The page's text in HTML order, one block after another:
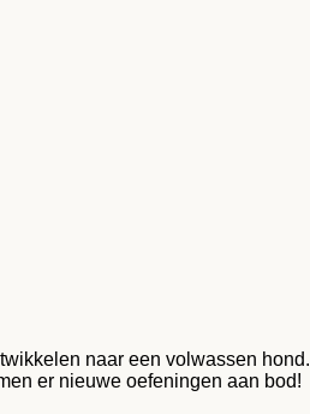
naar een volwassen
er nieuwe oefeningen aan bod!